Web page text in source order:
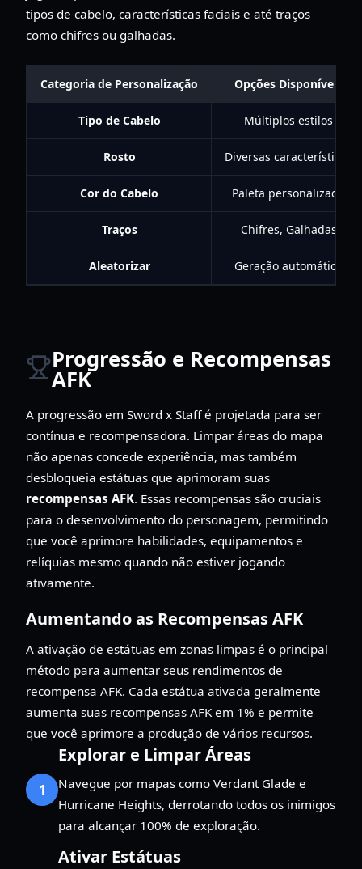
tipos de cabelo, características faciais e até traços
como chifres ou galhadas.
Categoria de Personalização Opções Disponíveis
Tipo de Cabelo Múltiplos estilos
Rosto Diversas características
Cor do Cabelo Paleta personalizada
Traços Chifres, Galhadas
Aleatorizar Geração automática
Progressão e Recompensas
AFK
A progressão em Sword x Staff é projetada para ser
contínua e recompensadora. Limpar áreas do mapa
não apenas concede experiência, mas também
desbloqueia estátuas que aprimoram suas
recompensas AFK. Essas recompensas são cruciais
para o desenvolvimento do personagem, permitindo
que você aprimore habilidades, equipamentos e
relíquias mesmo quando não estiver jogando
ativamente.
Aumentando as Recompensas AFK
A ativação de estátuas em zonas limpas é o principal
método para aumentar seus rendimentos de
recompensa AFK. Cada estátua ativada geralmente
aumenta suas recompensas AFK em 1% e permite
que você aprimore a produção de vários recursos.
1
Explorar e Limpar Áreas
Navegue por mapas como Verdant Glade e
Hurricane Heights, derrotando todos os inimigos
para alcançar 100% de exploração.
Ativar Estátuas